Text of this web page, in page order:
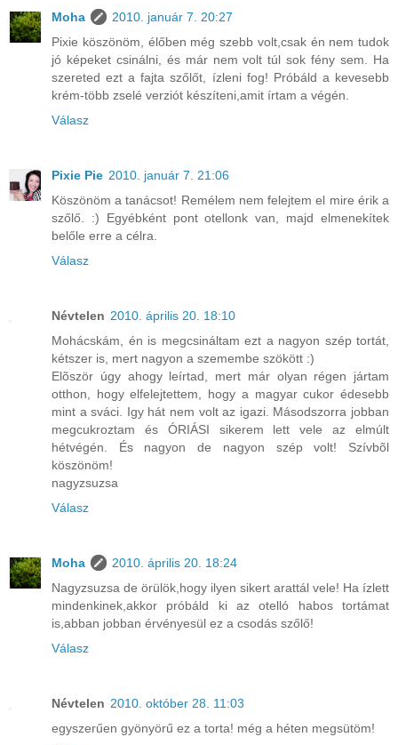
Moha
2010. január 7. 20:27
Pixie köszönöm, élőben még szebb volt,csak én nem tudok
jó képeket csinálni, és már nem volt túl sok fény sem. Ha
szereted ezt a fajta szőlőt, ízleni fog! Próbáld a kevesebb
krém-több zselé verziót készíteni,amit írtam a végén.
Válasz
Pixie Pie 2010. január 7. 21:06
Köszönöm a tanácsot! Remélem nem felejtem el mire érik a
szőlő. :) Egyébként pont otellonk van, majd elmenekítek
belőle erre a célra.
Válasz
Névtelen 2010. április 20. 18:10
Mohácskám, én is megcsináltam ezt a nagyon szép tortát,
kétszer is, mert nagyon a szemembe szökött :)
Elõször úgy ahogy leírtad, mert már olyan régen jártam
otthon, hogy elfelejtettem, hogy a magyar cukor édesebb
mint a sváci. Igy hát nem volt az igazi. Másodszorra jobban
megcukroztam és ÓRIÁSI sikerem lett vele az elmúlt
hétvégén. És nagyon de nagyon szép volt! Szívbõl
köszönöm!
nagyzsuzsa
Válasz
Moha
2010. április 20. 18:24
Nagyzsuzsa de örülök,hogy ilyen sikert arattál vele! Ha ízlett
mindenkinek,akkor próbáld ki az otelló habos tortámat
is,abban jobban érvényesül ez a csodás szőlő!
Válasz
Névtelen 2010. október 28. 11:03
egyszerűen gyönyörű ez a torta! még a héten megsütöm!